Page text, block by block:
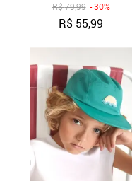
R$79,99 - 30%
R$ 55,99